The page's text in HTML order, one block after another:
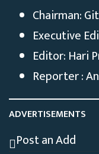
Chairman:
Executive
Editor: Hari
Reporter :
ADVERTISEMENTS
Post an Add